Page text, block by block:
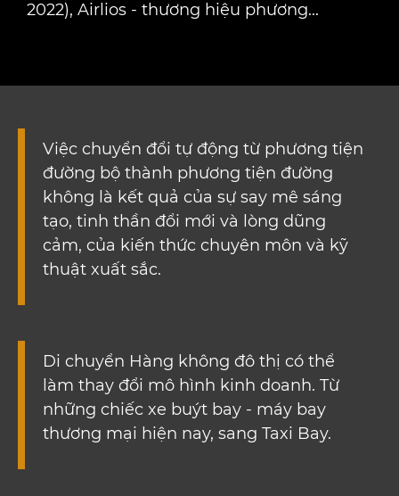
2022), Airlios - thương hiệu phương...
Việc chuyển đổi tự động từ phương tiện
đường bộ thành phương tiện đường
không là kết quả của sự say mê sáng
tạo, tinh thần đổi mới và lòng dũng
cảm, của kiến ​​thức chuyên môn và kỹ
thuật xuất sắc.
Di chuyển Hàng không đô thị có thể
làm thay đổi mô hình kinh doanh. Từ
những chiếc xe buýt bay - máy bay
thương mại hiện nay, sang Taxi Bay.